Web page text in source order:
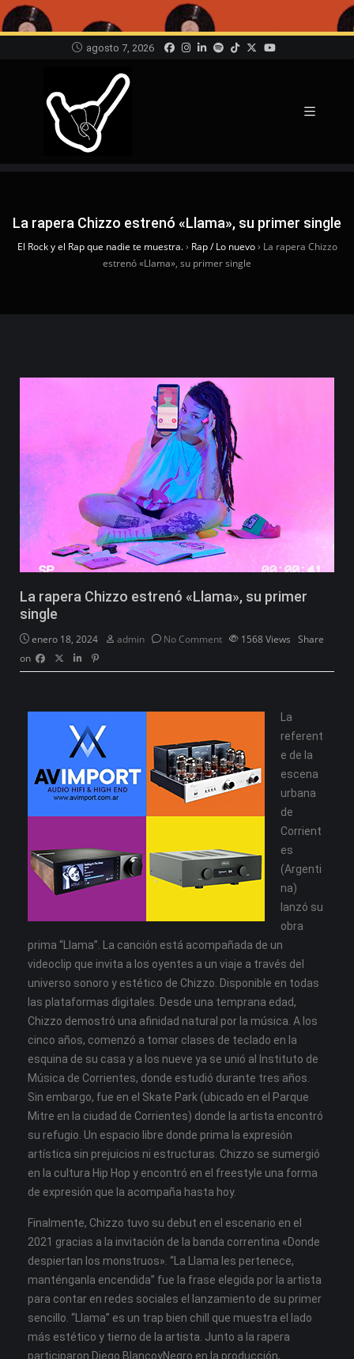
agosto 7, 2026
La rapera Chizzo estrenó «Llama», su primer single
El Rock y el Rap que nadie te muestra.› Rap / Lo nuevo› La rapera Chizzo
estrenó «Llama», su primer single
La rapera Chizzo estrenó «Llama», su primer
single
enero 18, 2024 admin No Comment 1568Views Share
on
La
referent
e de la
escena
urbana
de
Corrient
es
(Argenti
na)
lanzó su
obra
prima “Llama”. La canción está acompañada de un
videoclip que invita a los oyentes a un viaje a través del
universo sonoro y estético de Chizzo. Disponible en todas
las plataformas digitales. Desde una temprana edad,
Chizzo demostró una afinidad natural por la música. A los
cinco años, comenzó a tomar clases de teclado en la
esquina de su casa y a los nueve ya se unió al Instituto de
Música de Corrientes, donde estudió durante tres años.
Sin embargo, fue en el Skate Park (ubicado en el Parque
Mitre en la ciudad de Corrientes) donde la artista encontró
su refugio. Un espacio libre donde prima la expresión
artística sin prejuicios ni estructuras. Chizzo se sumergió
en la cultura Hip Hop y encontró en el freestyle una forma
de expresión que la acompaña hasta hoy.
Finalmente, Chizzo tuvo su debut en el escenario en el
2021 gracias a la invitación de la banda correntina «Donde
despiertan los monstruos». “La Llama les pertenece,
manténganla encendida” fue la frase elegida por la artista
para contar en redes sociales el lanzamiento de su primer
sencillo. “Llama” es un trap bien chill que muestra el lado
más estético y tierno de la artista. Junto a la rapera
participaron Diego BlancoyNegro en la producción,